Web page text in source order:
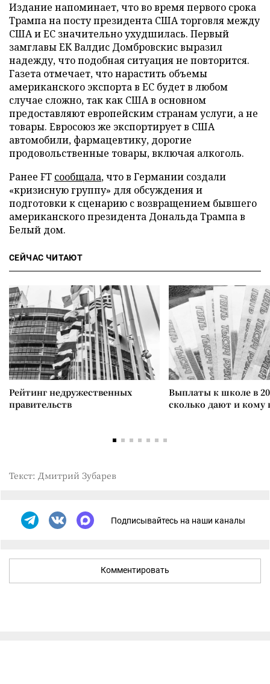
Издание напоминает, что во время первого срока
Трампа на посту президента США торговля между
США и ЕС значительно ухудшилась. Первый
замглавы ЕК Валдис Домбровскис выразил
надежду, что подобная ситуация не повторится.
Газета отмечает, что нарастить объемы
американского экспорта в ЕС будет в любом
случае сложно, так как США в основном
предоставляют европейским странам услуги, а не
товары. Евросоюз же экспортирует в США
автомобили, фармацевтику, дорогие
продовольственные товары, включая алкоголь.
Ранее FT сообщала, что в Германии создали
«кризисную группу» для обсуждения и
подготовки к сценарию с возвращением бывшего
американского президента Дональда Трампа в
Белый дом.
СЕЙЧАС ЧИТАЮТ
Рейтинг недружественных
правительств
Выплаты к школе в
сколько дают и
Текст: Дмитрий Зубарев
Подписывайтесь на наши каналы
Комментировать